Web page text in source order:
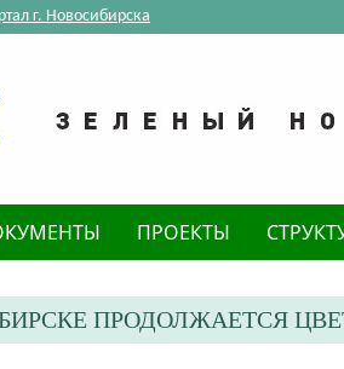
г. Новосибирска
ПРОЕКТЫ
ПРОДОЛЖАЕТСЯ